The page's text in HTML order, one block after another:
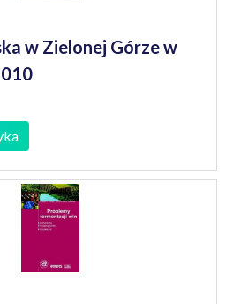
w Zielonej Górze w